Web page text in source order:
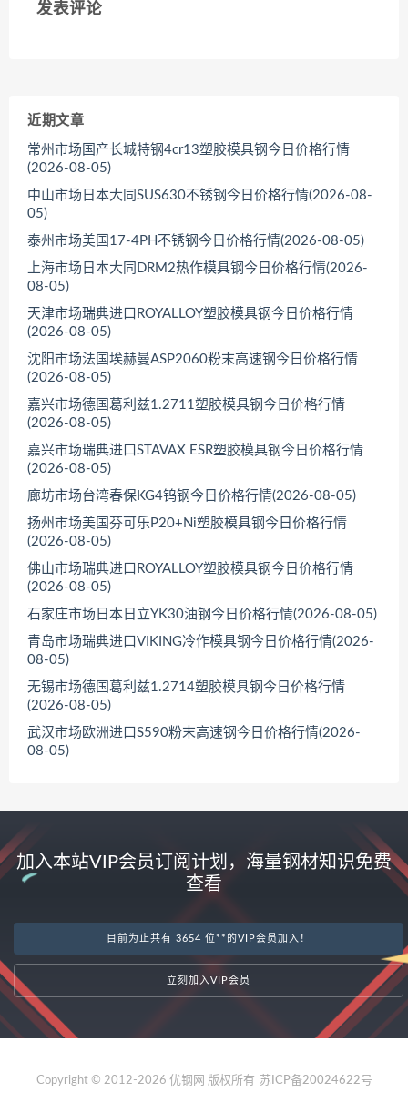
发表评论
近期文章
常州市场国产长城特钢4cr13塑胶模具钢今日价格行情
(2026-08-05)
中山市场日本大同SUS630不锈钢今日价格行情(2026-08-
05)
泰州市场美国17-4PH不锈钢今日价格行情(2026-08-05)
上海市场日本大同DRM2热作模具钢今日价格行情(2026-
08-05)
天津市场瑞典进口ROYALLOY塑胶模具钢今日价格行情
(2026-08-05)
沈阳市场法国埃赫曼ASP2060粉末高速钢今日价格行情
(2026-08-05)
嘉兴市场德国葛利兹1.2711塑胶模具钢今日价格行情
(2026-08-05)
嘉兴市场瑞典进口STAVAX ESR塑胶模具钢今日价格行情
(2026-08-05)
廊坊市场台湾春保KG4钨钢今日价格行情(2026-08-05)
扬州市场美国芬可乐P20+Ni塑胶模具钢今日价格行情
(2026-08-05)
佛山市场瑞典进口ROYALLOY塑胶模具钢今日价格行情
(2026-08-05)
石家庄市场日本日立YK30油钢今日价格行情(2026-08-05)
青岛市场瑞典进口VIKING冷作模具钢今日价格行情(2026-
08-05)
无锡市场德国葛利兹1.2714塑胶模具钢今日价格行情
(2026-08-05)
武汉市场欧洲进口S590粉末高速钢今日价格行情(2026-
08-05)
加入本站VIP会员订阅计划，海量钢材知识免费
查看
目前为止共有 3654 位**的VIP会员加入！
立刻加入VIP会员
Copyright © 2012-2026 优钢网 版权所有 苏ICP备20024622号